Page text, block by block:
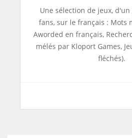
Une sélection de jeux,
fans, sur le français : Mots
Aworded en français,
mélés par Kloport Games,
fléchés).